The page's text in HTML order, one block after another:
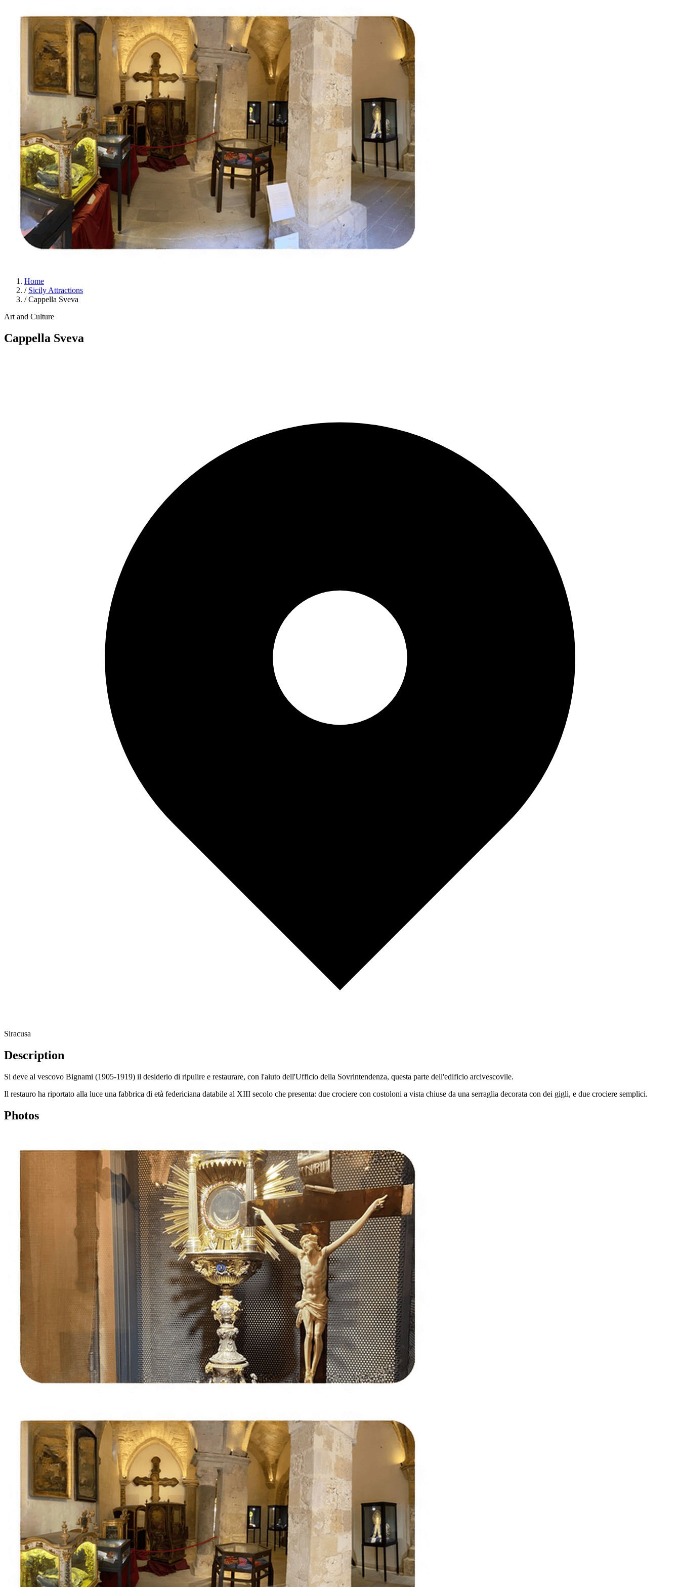
Italiano English Français Deutsch Español
Home
/ Sicily Attractions
/ Cappella Sveva
Art and Culture
Cappella Sveva
Siracusa
Description
Si deve al vescovo Bignami (1905-1919) il desiderio di ripulire e restaurare, con l'aiuto dell'Ufficio della Sovrintendenza, questa parte dell'edificio arcivescovile.
Il restauro ha riportato alla luce una fabbrica di età federiciana databile al XIII secolo che presenta: due crociere con costoloni a vista chiuse da una serraglia decorata con dei gigli, e due crociere semplici.
Photos